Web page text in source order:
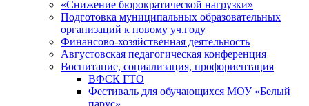
«Снижение бюрократической нагрузки»
Подготовка муниципальных образовательных
организаций к новому уч.году
Финансово-хозяйственная деятельность
Августовская педагогическая конференция
Воспитание, социализация, профориентация
ВФСК ГТО
Фестиваль для обучающихся МОУ «Белый